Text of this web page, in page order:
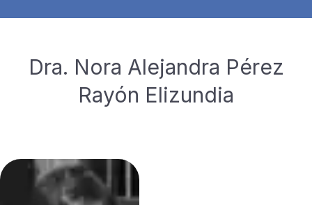
Dra. Nora Alejandra Pérez
Rayón Elizundia